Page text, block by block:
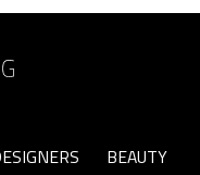
BEAUTY